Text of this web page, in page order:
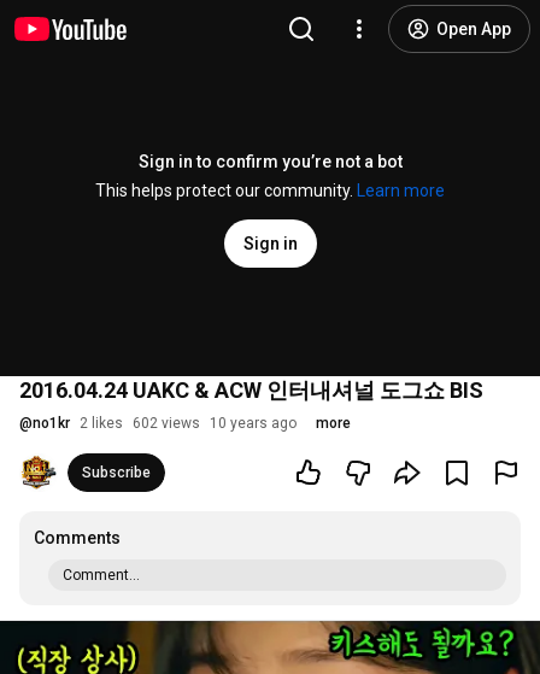
Open App
Sign in to confirm you’re not a bot
This helps protect our community.
Learn more
Sign in
2016.04.24 UAKC & ACW 인터내셔널 도그쇼 BIS
@no1kr 2 likes 602 views 10 years ago more
Subscribe
Comments
Comment...